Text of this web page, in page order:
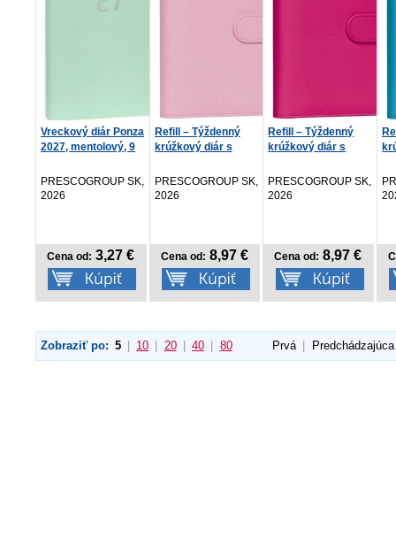
Vreckový diár Ponza
2027, mentolový, 9
PRESCOGROUP SK,
2026
Cena od: 3,27 €
Refill – Týždenný
krúžkový diár s
PRESCOGROUP SK,
2026
Cena od: 8,97 €
Refill – Týždenný
krúžkový diár s
PRESCOGROUP SK,
2026
Cena od: 8,97 €
Zobraziť po: 5 10 20 40 80 Prvá Predchádzajúca